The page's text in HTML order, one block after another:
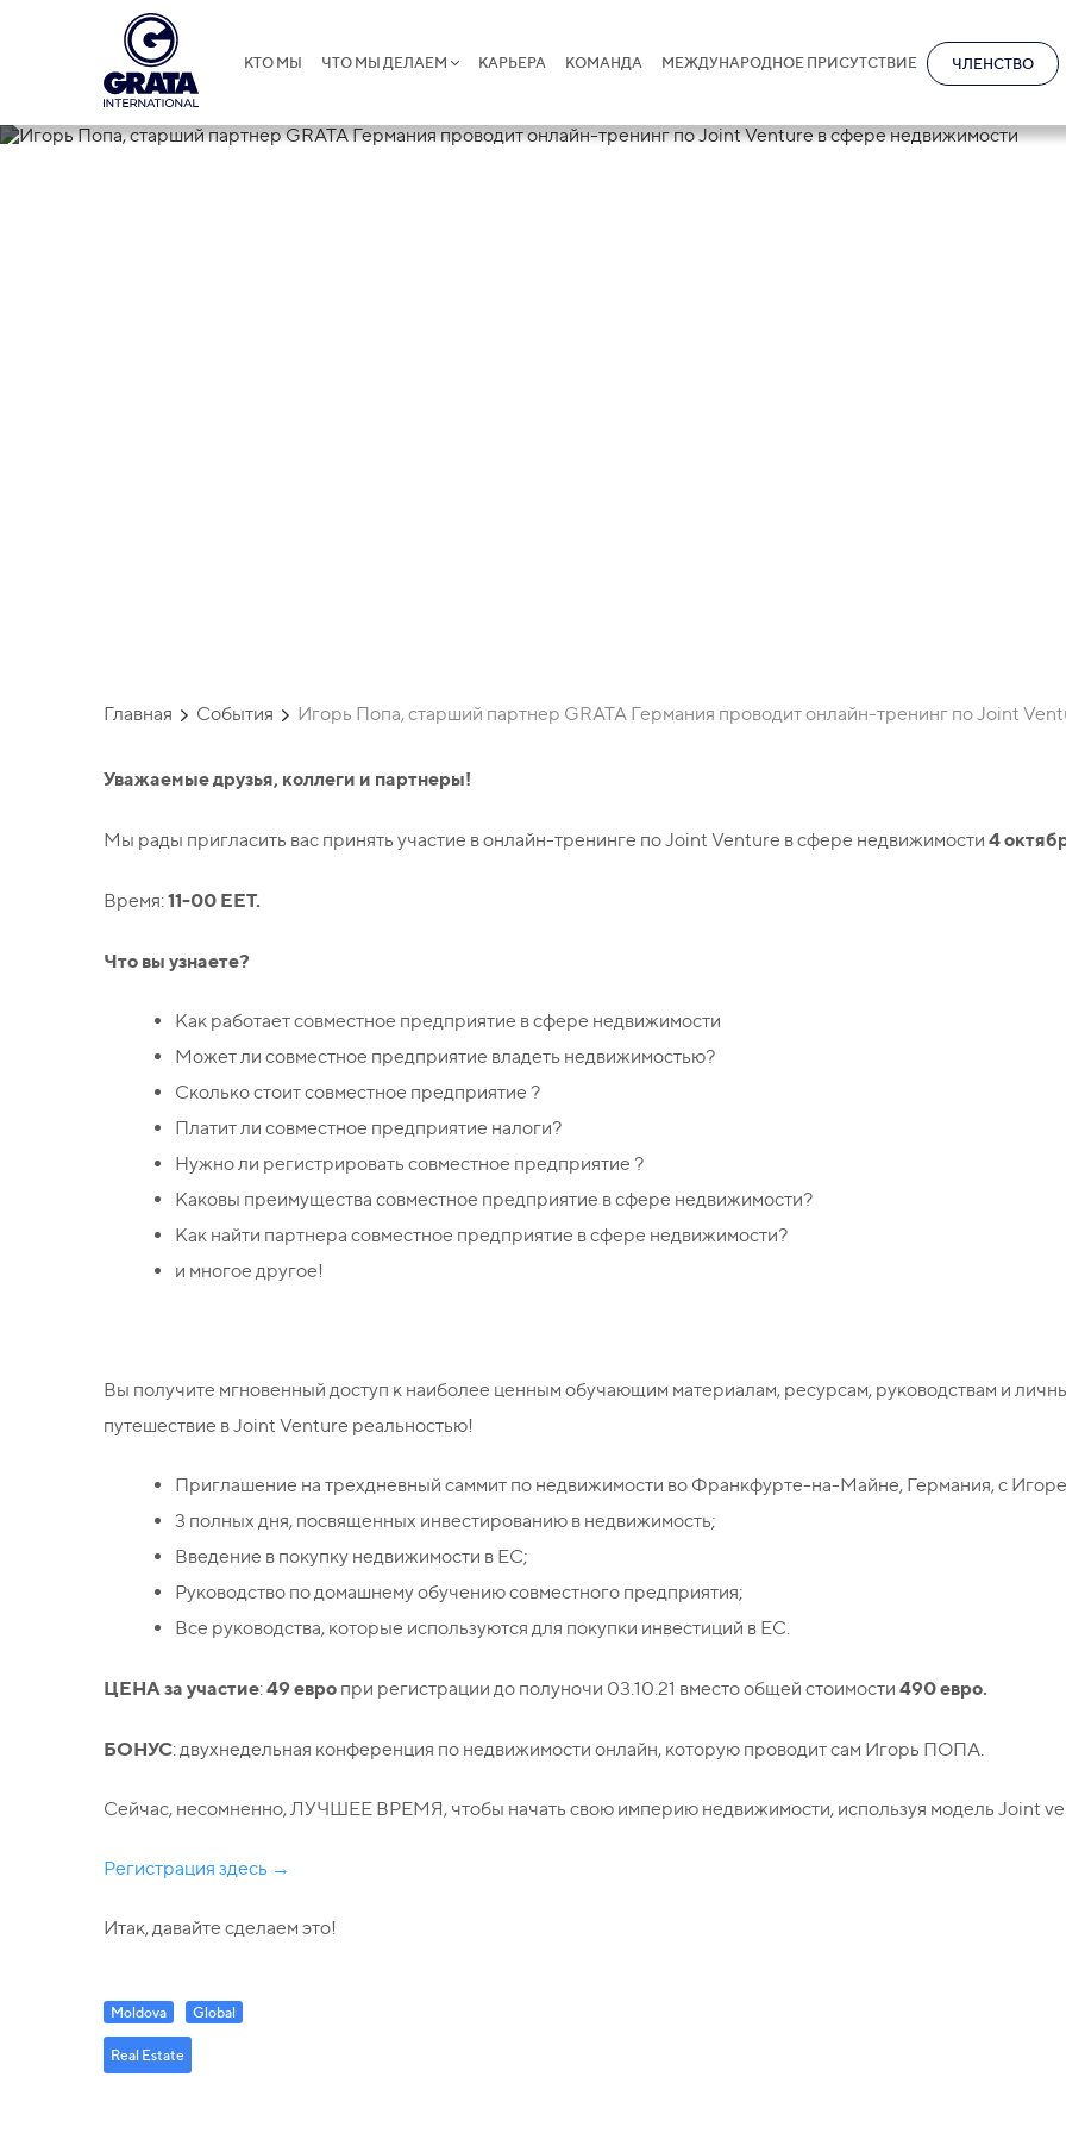
КТО МЫ ЧТО МЫ ДЕЛАЕМ КАРЬЕРА КОМАНДА МЕЖДУНАРОДНОЕ ПРИСУТСТВИЕ ЧЛЕНСТВО
Главная События Игорь Попа, старший партнер GRATA Германия проводит онлайн-тренинг по Joint
Уважаемые друзья, коллеги и партнеры!
Мы рады пригласить вас принять участие в онлайн-тренинге по Joint Venture в сфере недвижимости 4
Время:11-00 EET.
Что вы узнаете?
Как работает совместное предприятие в сфере недвижимости
Может ли совместное предприятие владеть недвижимостью?
Сколько стоит совместное предприятие ?
Платит ли совместное предприятие налоги?
Нужно ли регистрировать совместное предприятие ?
Каковы преимущества совместное предприятие в сфере недвижимости?
Как найти партнера совместное предприятие в сфере недвижимости?
и многое другое!
Вы получите мгновенный доступ к наиболее ценным обучающим материалам, ресурсам, руководствам и
путешествие в Joint Venture реальностью!
Приглашение на трехдневный саммит по недвижимости во Франкфурте-на-Майне, Германия, с
3 полных дня, посвященных инвестированию в недвижимость;
Введение в покупку недвижимости в ЕС;
Руководство по домашнему обучению совместного предприятия;
Все руководства, которые используются для покупки инвестиций в ЕС.
ЦЕНА за участие:49 евро при регистрации до полуночи 03.10.21 вместо общей стоимости 490 евро.
БОНУС: двухнедельная конференция по недвижимости онлайн, которую проводит сам Игорь ПОПА.
Сейчас, несомненно, ЛУЧШЕЕ ВРЕМЯ, чтобы начать свою империю недвижимости, используя модель Joint
Регистрация здесь →
Итак, давайте сделаем это!
Moldova Global
Real Estate